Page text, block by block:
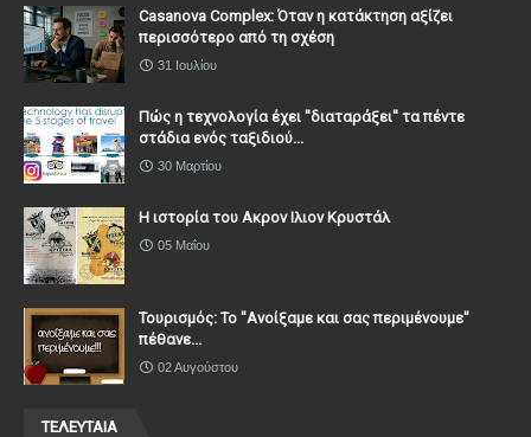
Casanova Complex: Όταν η κατάκτηση αξίζει
περισσότερο από τη σχέση
31 Ιουλίου
Πώς η τεχνολογία έχει ''διαταράξει'' τα πέντε
στάδια ενός ταξιδιού...
30 Μαρτίου
Η ιστορία του Ακρον Ιλιον Κρυστάλ
05 Μαΐου
Τουρισμός: Το "Ανοίξαμε και σας περιμένουμε"
πέθανε...
02 Αυγούστου
ΤΕΛΕΥΤΑΙΑ